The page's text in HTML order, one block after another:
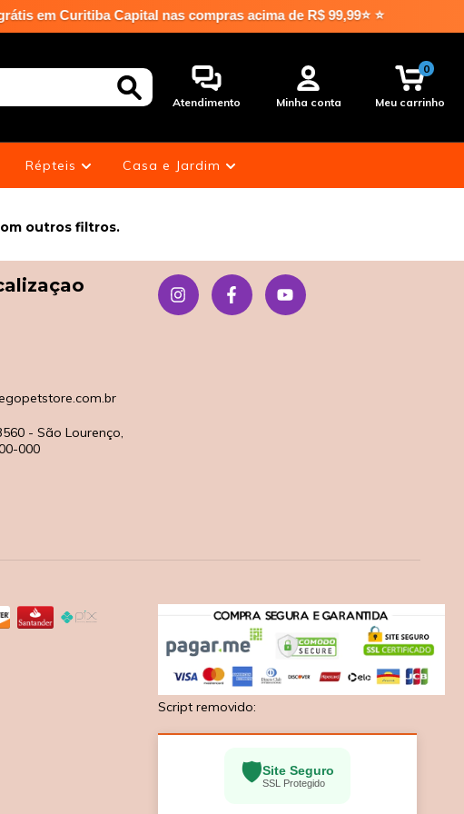
Curitiba Capital nas compras acima de R$ 99,99⭐ ⭐
Atendimento Minha conta Meu carrinho
0
Répteis Casa e Jardim
outros filtros.
- São Lourenço,
000
Script removido:
🛡️Site Seguro
SSL Protegido